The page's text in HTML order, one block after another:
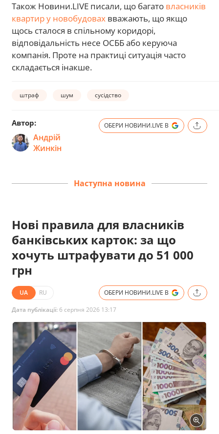
Також Новини.LIVE писали, що багато власників
квартир у новобудовах вважають, що якщо
щось сталося в спільному коридорі,
відповідальність несе ОСББ або керуюча
компанія. Проте на практиці ситуація часто
складається інакше.
штраф шум сусідство
Автор:
Андрій
Жинкін
ОБЕРИ НОВИНИ.LIVE В
Наступна новина
Нові правила для власників
банківських карток: за що
хочуть штрафувати до 51 000
грн
UA RU ОБЕРИ НОВИНИ.LIVE В
Дата публікації: 6 серпня 2026 13:17